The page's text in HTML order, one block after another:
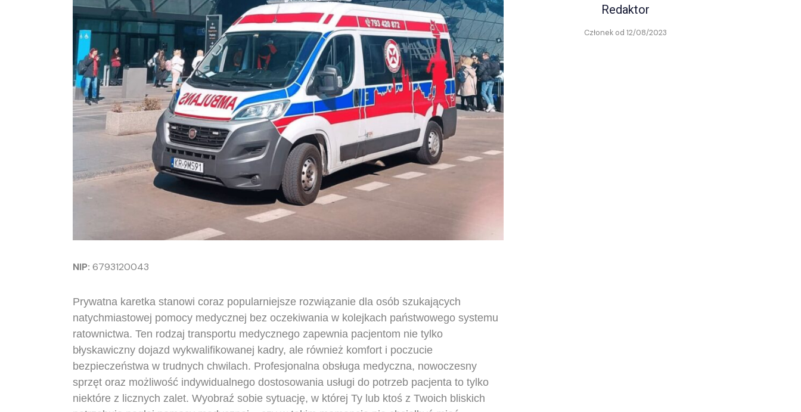
NIP: 6793120043
Prywatna karetka stanowi coraz popularniejsze rozwiązanie dla osób szukających
natychmiastowej pomocy medycznej bez oczekiwania w kolejkach państwowego systemu
ratownictwa. Ten rodzaj transportu medycznego zapewnia pacjentom nie tylko
błyskawiczny dojazd wykwalifikowanej kadry, ale również komfort i poczucie
bezpieczeństwa w trudnych chwilach. Profesjonalna obsługa medyczna, nowoczesny
sprzęt oraz możliwość indywidualnego dostosowania usługi do potrzeb pacjenta to tylko
niektóre z licznych zalet. Wyobraź sobie sytuację, w której Ty lub ktoś z Twoich bliskich
Redaktor
Członek od 12/08/2023